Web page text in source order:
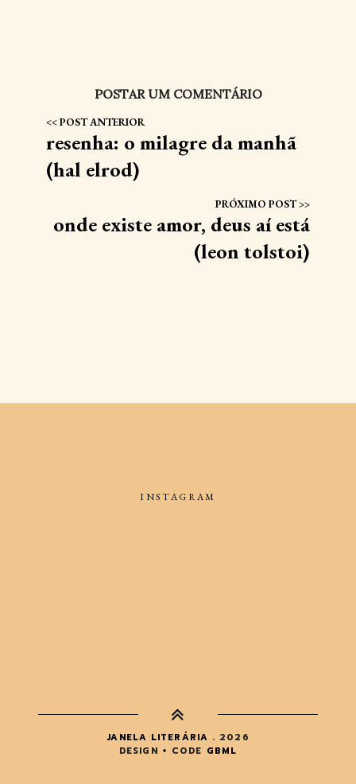
POSTAR UM COMENTÁRIO
resenha: o milagre da manhã
(hal elrod)
onde existe amor, deus aí está
(leon tolstoi)
INSTAGRAM
JANELA LITERÁRIA . 2026
DESIGN + CODE GBML